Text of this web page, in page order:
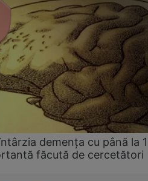
demența cu până la
făcută de cercetători